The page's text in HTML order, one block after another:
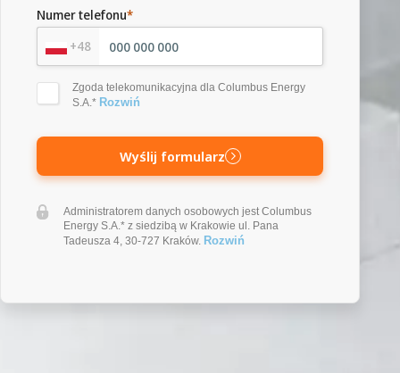
Numer telefonu*
+48
Zgoda telekomunikacyjna dla Columbus Energy
S.A.* Rozwiń
Wyślij formularz
Administratorem danych osobowych jest Columbus
Energy S.A.* z siedzibą w Krakowie ul. Pana
Tadeusza 4, 30-727 Kraków. Rozwiń